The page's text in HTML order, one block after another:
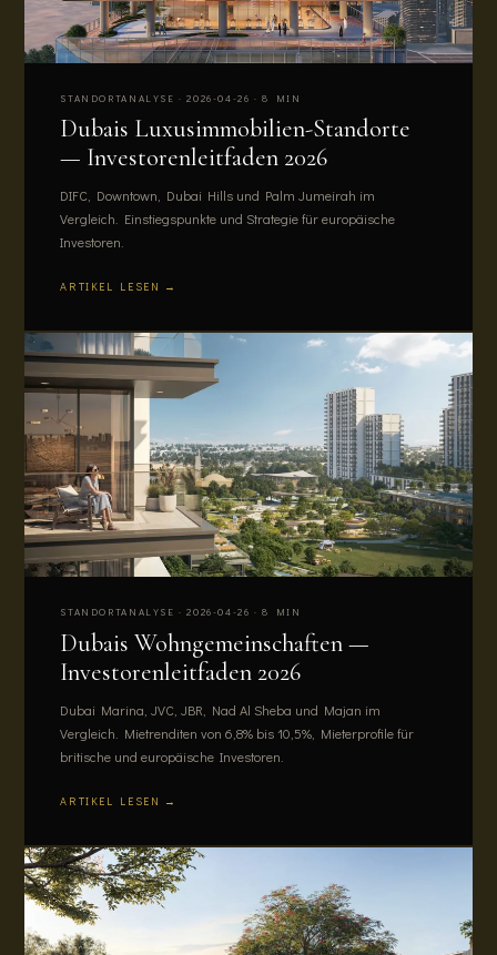
STANDORTANALYSE · 2026-04-26 · 8 MIN
Dubais Luxusimmobilien-Standorte
— Investorenleitfaden 2026
DIFC, Downtown, Dubai Hills und Palm Jumeirah im
Vergleich. Einstiegspunkte und Strategie für europäische
Investoren.
ARTIKEL LESEN →
STANDORTANALYSE · 2026-04-26 · 8 MIN
Dubais Wohngemeinschaften —
Investorenleitfaden 2026
Dubai Marina, JVC, JBR, Nad Al Sheba und Majan im
Vergleich. Mietrenditen von 6,8% bis 10,5%, Mieterprofile für
britische und europäische Investoren.
ARTIKEL LESEN →